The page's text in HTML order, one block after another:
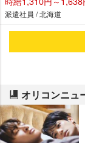
派遣社員 / 北海道
オリコンニュ